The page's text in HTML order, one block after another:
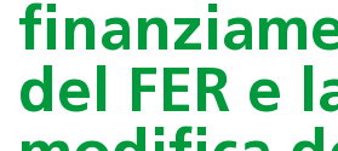
del FER e